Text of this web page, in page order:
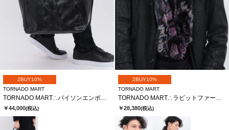
2BUY10%
TORNADO MART
￥44,000(税込)
2BUY10%
TORNADO MART
￥28,380(税込)